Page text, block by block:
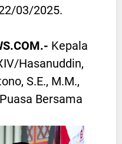
03/2025.
Kepala
Hasanuddin,
S.E., M.M.,
Bersama